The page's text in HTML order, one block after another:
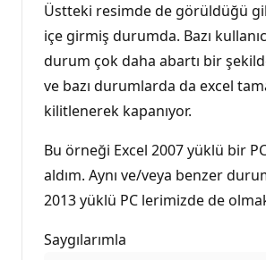
Üstteki resimde de görüldüğü
içe girmiş durumda. Bazı
durum çok daha abartı bir
ve bazı durumlarda da excel
kilitlenerek kapanıyor.
Bu örneği Excel 2007 yüklü bir
aldım. Aynı ve/veya benzer
2013 yüklü PC lerimizde de
Saygılarımla